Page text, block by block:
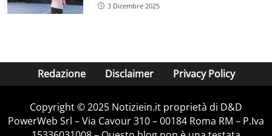
3 Dicembre 2025
Redazione Disclaimer Privacy Policy
Copyright © 2025 Notiziein.it proprietà di D&D
PowerWeb Srl – Via Cavour 310 – 00184 Roma RM – P.Iva